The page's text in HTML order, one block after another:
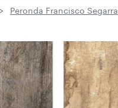
Peronda Francisco Segarra